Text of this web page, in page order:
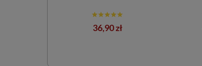
Cena
36,90 zł